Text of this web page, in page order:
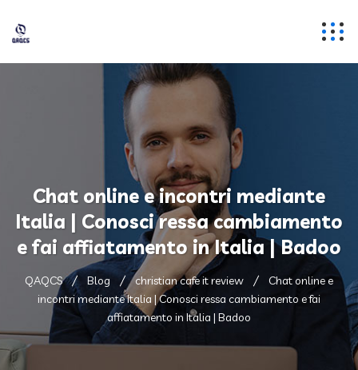
Chat online e incontri mediante
Italia | Conosci ressa cambiamento
e fai affiatamento in Italia | Badoo
QAQCS Blog christian cafe it review
Chat online e
incontri mediante Italia | Conosci ressa cambiamento e fai
affiatamento in Italia | Badoo